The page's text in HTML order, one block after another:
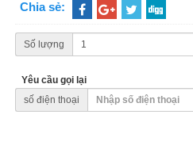
Chia sẻ:
Số lượng
Yêu cầu gọi lại
số điện thoại